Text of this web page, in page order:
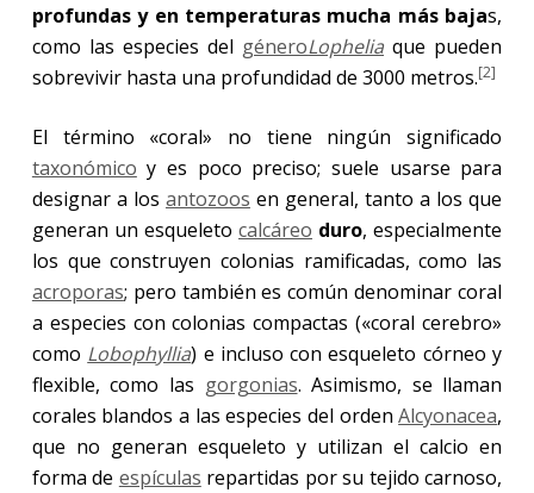
profundas y en temperaturas mucha más bajas,
como las especies del géneroLophelia que pueden
sobrevivir hasta una profundidad de 3000 metros.[2]
El término «coral» no tiene ningún significado
taxonómico y es poco preciso; suele usarse para
designar a los antozoos en general, tanto a los que
generan un esqueletocalcáreo duro, especialmente
los que construyen colonias ramificadas, como las
acroporas; pero también es común denominar coral
a especies con colonias compactas («coral cerebro»
como Lobophyllia) e incluso con esqueleto córneo y
flexible, como las gorgonias. Asimismo, se llaman
corales blandos a las especies del ordenAlcyonacea,
que no generan esqueleto y utilizan el calcio en
forma de espículas repartidas por su tejido carnoso,